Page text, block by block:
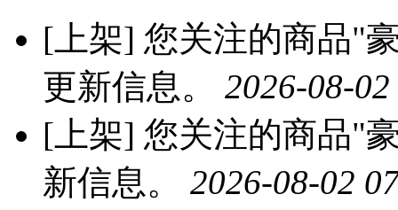
[上架] 您关注的商品"
更新信息。 2026-08-
[上架] 您关注的商品"
新信息。 2026-08-02